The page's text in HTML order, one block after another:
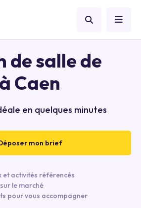
de salle de
Caen
en quelques minutes
mon brief
et activités référencés
le marché
pour vous accompagner